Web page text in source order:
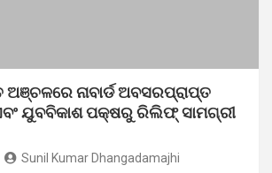
ନାବାର୍ଡ ଅବସରପ୍ରାପ୍ତ
ଯୁବବିକାଶ ପକ୍ଷରୁ ରିଲିଫ୍ ସାମଗ୍ରୀ
Sunil Kumar Dhangadamajhi